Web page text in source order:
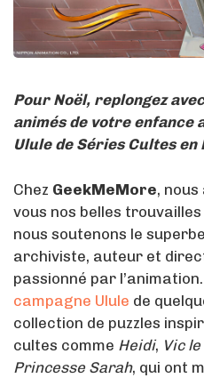
Pour Noël, replongez
animés de votre enfance
Ulule de Séries Cultes en
Chez GeekMeMore,
vous nos belles
nous soutenons le
archiviste, auteur et
passionné par l’animation.
campagne Ulule de
collection de puzzles
cultes comme Heidi, Vic
Princesse Sarah, qui ont